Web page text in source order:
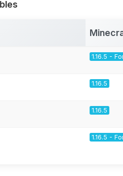
1.16.5 -
1.16.5
1.16.5
1.16.5 -